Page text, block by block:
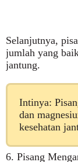
Selanjutnya,
jumlah yang
jantung.
Intinya:
dan
kesehatan
6. Pisang